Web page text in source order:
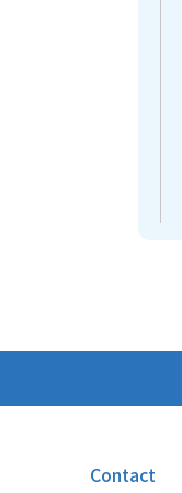
Contact